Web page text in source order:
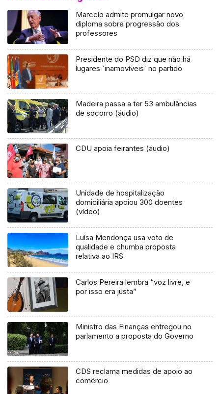
Marcelo admite promulgar novo
diploma sobre progressão dos
professores
Presidente do PSD diz que não há
lugares `inamovíveis` no partido
Madeira passa a ter 53 ambulâncias
de socorro (áudio)
CDU apoia feirantes (áudio)
Unidade de hospitalização
domiciliária apoiou 300 doentes
(vídeo)
Luísa Mendonça usa voto de
qualidade e chumba proposta
relativa ao IRS
Carlos Pereira lembra “voz livre, e
por isso era justa”
Ministro das Finanças entregou no
parlamento a proposta do Governo
CDS reclama medidas de apoio ao
comércio